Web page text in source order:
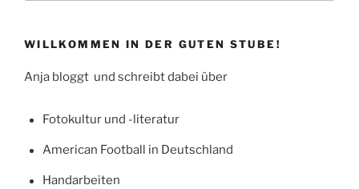
WILLKOMMEN IN DER GUTEN STUBE!
Anja bloggt und schreibt dabei über
Fotokultur und -literatur
American Football in Deutschland
Handarbeiten